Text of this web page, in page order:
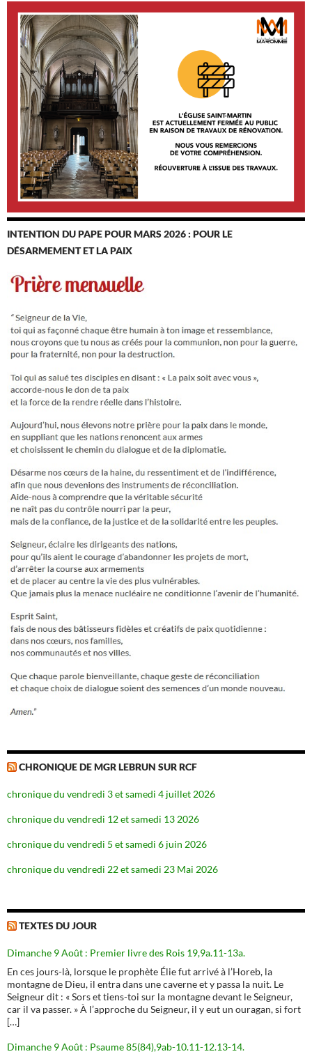
INTENTION DU PAPE POUR MARS 2026 : POUR LE
DÉSARMEMENT ET LA PAIX
CHRONIQUE DE MGR LEBRUN SUR RCF
chronique du vendredi 3 et samedi 4 juillet 2026
chronique du vendredi 12 et samedi 13 2026
chronique du vendredi 5 et samedi 6 juin 2026
chronique du vendredi 22 et samedi 23 Mai 2026
TEXTES DU JOUR
Dimanche 9 Août : Premier livre des Rois 19,9a.11-13a.
En ces jours-là, lorsque le prophète Élie fut arrivé à l’Horeb, la
montagne de Dieu, il entra dans une caverne et y passa la nuit. Le
Seigneur dit : « Sors et tiens-toi sur la montagne devant le Seigneur,
car il va passer. » À l’approche du Seigneur, il y eut un ouragan, si fort
[…]
Dimanche 9 Août : Psaume 85(84),9ab-10.11-12.13-14.